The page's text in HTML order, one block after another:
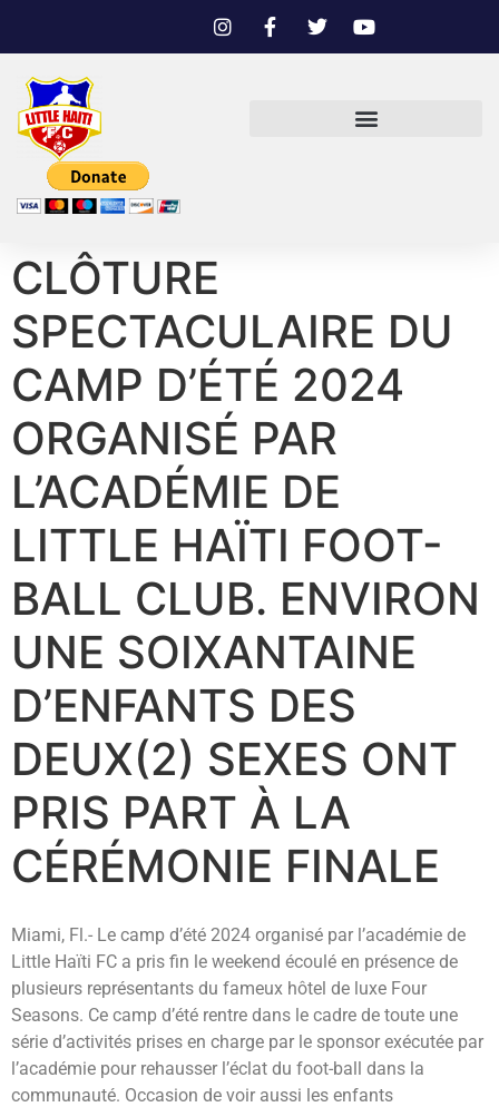
CLÔTURE
SPECTACULAIRE DU
CAMP D’ÉTÉ 2024
ORGANISÉ PAR
L’ACADÉMIE DE
LITTLE HAÏTI FOOT-
BALL CLUB. ENVIRON
UNE SOIXANTAINE
D’ENFANTS DES
DEUX(2) SEXES ONT
PRIS PART À LA
CÉRÉMONIE FINALE
Miami, Fl.- Le camp d’été 2024 organisé par l’académie de
Little Haïti FC a pris fin le weekend écoulé en présence de
plusieurs représentants du fameux hôtel de luxe Four
Seasons. Ce camp d’été rentre dans le cadre de toute une
série d’activités prises en charge par le sponsor exécutée par
l’académie pour rehausser l’éclat du foot-ball dans la
communauté. Occasion de voir aussi les enfants